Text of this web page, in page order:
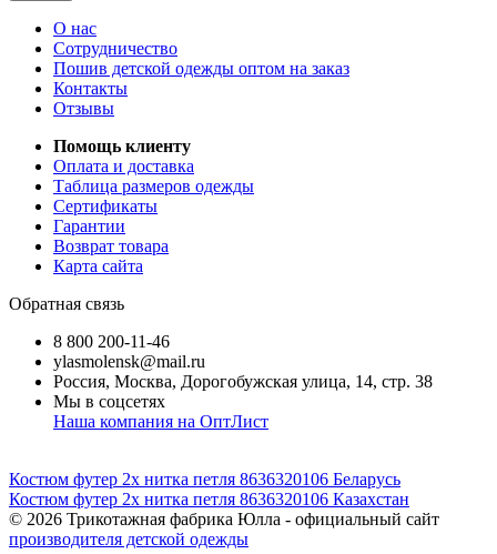
О нас
Сотрудничество
Пошив детской одежды оптом на заказ
Контакты
Отзывы
Помощь клиенту
Оплата и доставка
Таблица размеров одежды
Сертификаты
Гарантии
Возврат товара
Карта сайта
Обратная связь
8 800 200-11-46
ylasmolensk@mail.ru
Россия, Москва, Дорогобужская улица, 14, стр. 38
Мы в соцсетях
Наша компания на ОптЛист
Костюм футер 2х нитка петля 8636320106 Беларусь
Костюм футер 2х нитка петля 8636320106 Казахстан
© 2026 Трикотажная фабрика Юлла - официальный сайт
производителя детской одежды